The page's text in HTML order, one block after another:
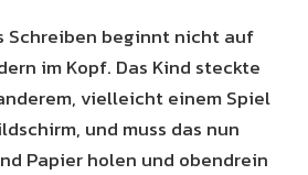
Schreiben beginnt nicht auf
im Kopf. Das Kind steckte
vielleicht einem Spiel
und muss das nun
Papier holen und obendrein